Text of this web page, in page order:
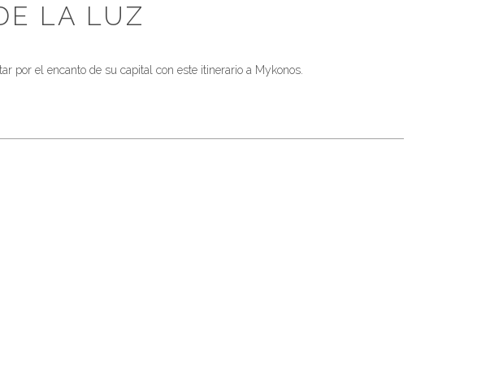
LA LUZ
por el encanto de su capital con este itinerario a Mykonos.